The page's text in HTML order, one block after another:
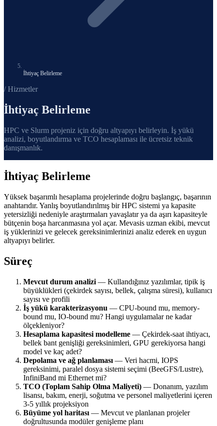
İhtiyaç Belirleme
/ Hizmetler
İhtiyaç Belirleme
HPC ve Slurm projeniz için doğru altyapıyı belirleyin. İş yükü
analizi, boyutlandırma ve TCO hesaplaması ile ücretsiz teknik
danışmanlık.
İhtiyaç Belirleme
Yüksek başarımlı hesaplama projelerinde doğru başlangıç, başarının
anahtarıdır. Yanlış boyutlandırılmış bir HPC sistemi ya kapasite
yetersizliği nedeniyle araştırmaları yavaşlatır ya da aşırı kapasiteyle
bütçenin boşa harcanmasına yol açar. Mevasis uzman ekibi, mevcut
iş yüklerinizi ve gelecek gereksinimlerinizi analiz ederek en uygun
altyapıyı belirler.
Süreç
Mevcut durum analizi — Kullandığınız yazılımlar, tipik iş
büyüklükleri (çekirdek sayısı, bellek, çalışma süresi), kullanıcı
sayısı ve profili
İş yükü karakterizasyonu — CPU-bound mu, memory-
bound mu, IO-bound mu? Hangi uygulamalar ne kadar
ölçekleniyor?
Hesaplama kapasitesi modelleme — Çekirdek-saat ihtiyacı,
bellek bant genişliği gereksinimleri, GPU gerekiyorsa hangi
model ve kaç adet?
Depolama ve ağ planlaması — Veri hacmi, IOPS
gereksinimi, paralel dosya sistemi seçimi (BeeGFS/Lustre),
InfiniBand mi Ethernet mi?
TCO (Toplam Sahip Olma Maliyeti) — Donanım, yazılım
lisansı, bakım, enerji, soğutma ve personel maliyetlerini içeren
3-5 yıllık projeksiyon
Büyüme yol haritası — Mevcut ve planlanan projeler
doğrultusunda modüler genişleme planı